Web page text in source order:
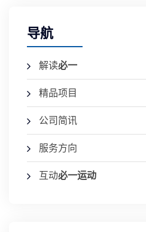
导航
解读必一
精品项目
公司简讯
服务方向
互动必一运动